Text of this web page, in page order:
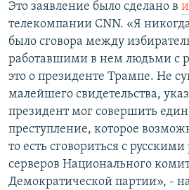
Это заявление было сделано в
телекомпании CNN. «Я
было сговора между
работавшими в нем людьми с
это о президенте Трампе. Не
малейшего свидетельства,
президент мог совершить
преступление, которое
то есть сговориться с
серверов Национального
Демократической партии», -